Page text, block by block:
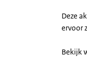
Deze
ervoor
Bekijk